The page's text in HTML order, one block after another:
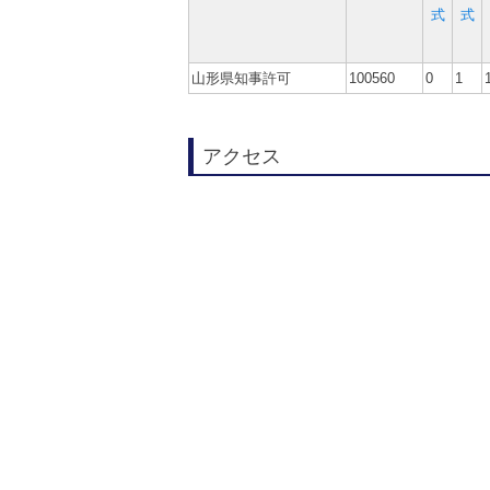
式
式
山形県知事許可 100560 0 1
アクセス